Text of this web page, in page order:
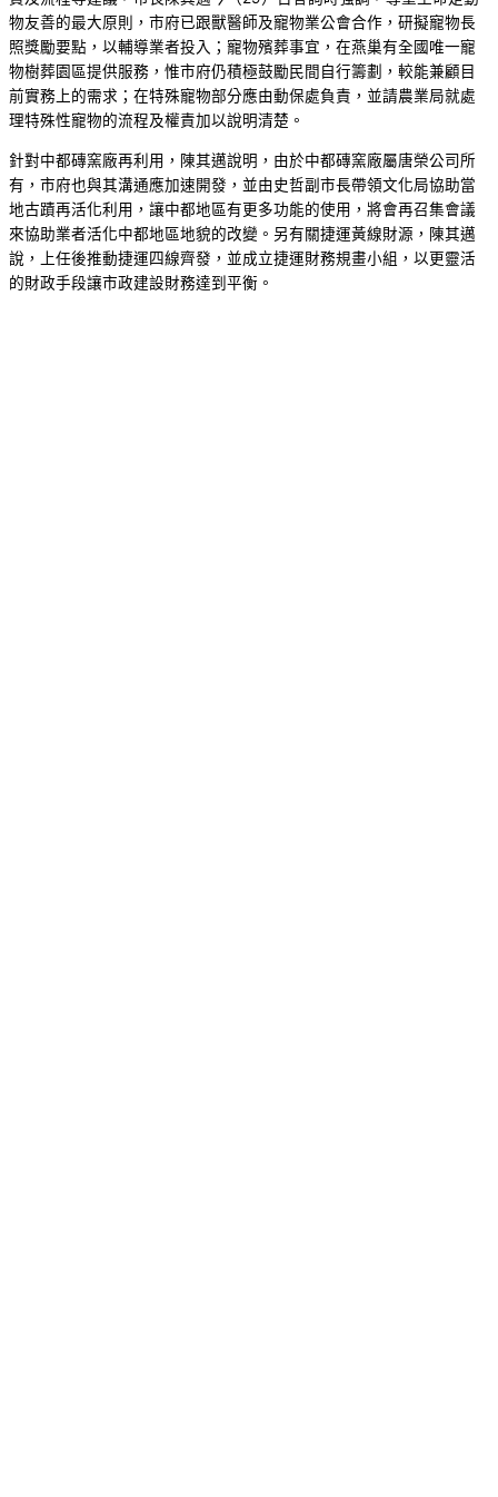
物友善的最大原則，市府已跟獸醫師及寵物業公會合作，研擬寵物長
照獎勵要點，以輔導業者投入；寵物殯葬事宜，在燕巢有全國唯一寵
物樹葬園區提供服務，惟市府仍積極鼓勵民間自行籌劃，較能兼顧目
前實務上的需求；在特殊寵物部分應由動保處負責，並請農業局就處
理特殊性寵物的流程及權責加以說明清楚。
針對中都磚窯廠再利用，陳其邁說明，由於中都磚窯廠屬唐榮公司所
有，市府也與其溝通應加速開發，並由史哲副市長帶領文化局協助當
地古蹟再活化利用，讓中都地區有更多功能的使用，將會再召集會議
來協助業者活化中都地區地貌的改變。另有關捷運黃線財源，陳其邁
說，上任後推動捷運四線齊發，並成立捷運財務規畫小組，以更靈活
的財政手段讓市政建設財務達到平衡。